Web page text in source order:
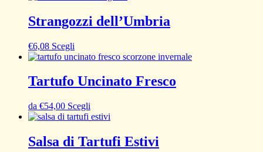
Strangozzi dell’Umbria
€6,08 Scegli
Tartufo Uncinato Fresco
da €54,00 Scegli
Salsa di Tartufi Estivi